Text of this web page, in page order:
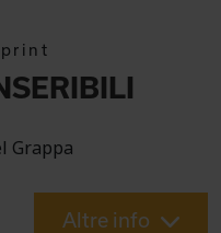
Grappa
Altre info